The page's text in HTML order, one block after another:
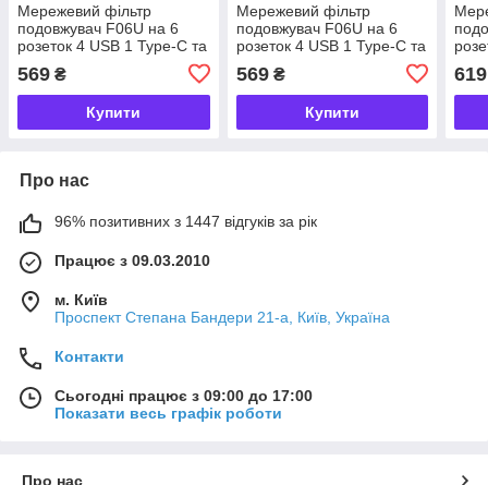
Мережевий фільтр
подовжувач F06U на 6
розеток 4 USB 1 Type-C та
кнопкою відключення 3 м
Білий HP-5-23
569 ₴
Купити
Мережевий фільтр
подовжувач F06U на 6
розеток 4 USB 1 Type-C та
кнопкою відключення 3 м
Чорний HP-5-24
569₴
Купити
619
Про нас
96% позитивних з 1447 відгуків за рік
Працює з 09.03.2010
м. Київ
Проспект Степана Бандери 21-а, Київ, Україна
Контакти
Сьогодні працює з 09:00 до 17:00
Показати весь графік роботи
Про нас